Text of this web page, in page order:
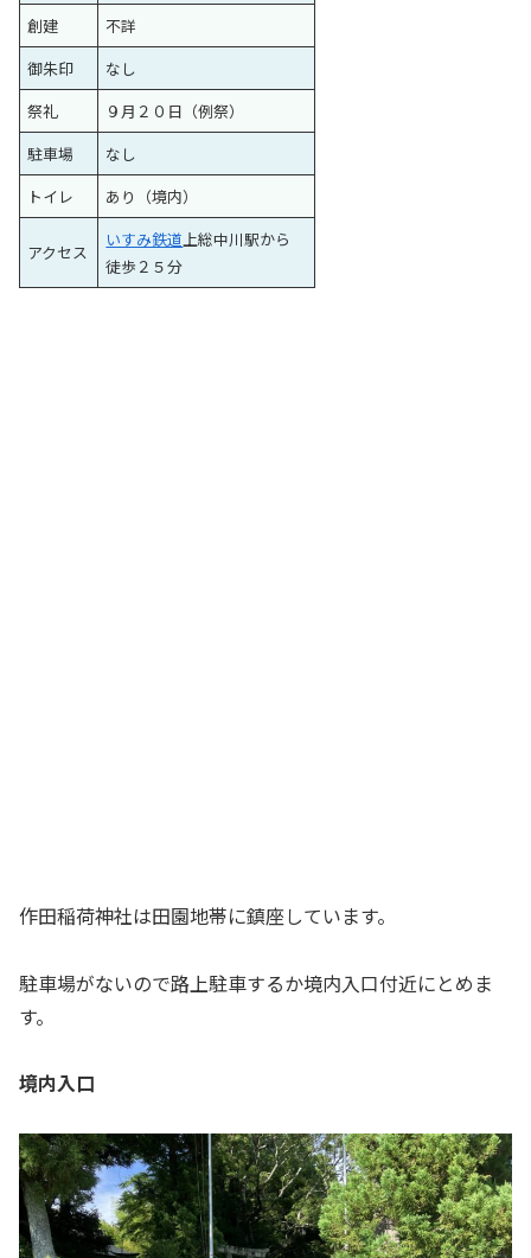
創建
不詳
御朱印
なし
祭礼
９月２０日（例祭）
駐車場
なし
トイレ
あり（境内）
アクセス
いすみ鉄道上総中川駅から
徒歩２５分
作田稲荷神社は田園地帯に鎮座しています。
駐車場がないので路上駐車するか境内入口付近にとめま
す。
境内入口